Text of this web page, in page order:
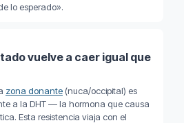
lo esperado».
vuelve a caer igual que
zona donante (nuca/occipital) es
a la DHT — la hormona que causa
Esta resistencia viaja con el